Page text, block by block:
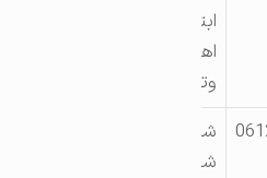
ابتدای ج شوشتر
اهواز پشت اداره راه
وترابری0
شهرک صنعتی
شماره1